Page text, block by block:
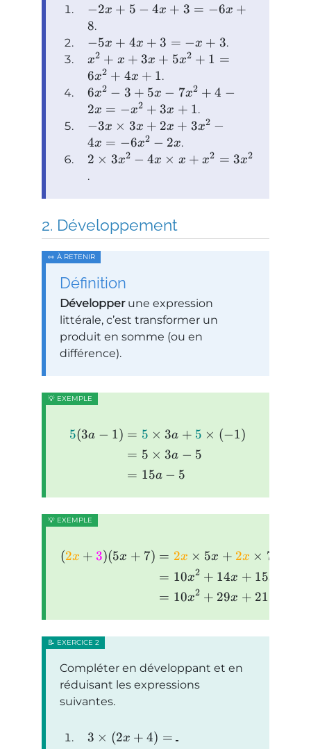
−2x + 5 − 4x + 3 = −6x +
8.
−5x + 4x + 3 = −x + 3.
x2 + x + 3x + 5x2 + 1 =
6x2 + 4x + 1.
6x2 − 3 + 5x − 7x2 + 4 −
2x = −x2 + 3x + 1.
−3x × 3x + 2x + 3x2 −
4x = −6x2 − 2x.
2 × 3x2 − 4x × x + x2 = 3x2
.
Développement
Définition
Développerune expression
littérale, c’est transformer un
produit en somme (ou en
différence).
5(3a − 1) = 5 × 3a + 5 × (−1)
= 5 × 3a − 5
= 15a − 5
(2x + 3)(5x + 7) = 2x × 5x + 2x × 7
= 10x2 + 14x + 15x
= 10x2 + 29x + 21
Compléter en développant et en
réduisant les expressions
suivantes.
3 × (2x + 4) =